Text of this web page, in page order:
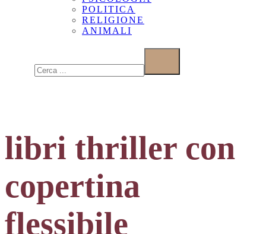
POLITICA
RELIGIONE
ANIMALI
libri thriller con
copertina
flessibile